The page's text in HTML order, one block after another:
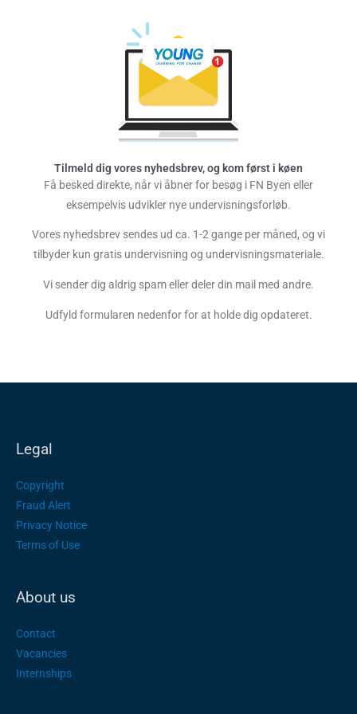
Tilmeld dig vores nyhedsbrev, og kom først i køen
Få besked direkte, når vi åbner for besøg i FN Byen eller
eksempelvis udvikler nye undervisningsforløb.
Vores nyhedsbrev sendes ud ca. 1-2 gange per måned, og vi
tilbyder kun gratis undervisning og undervisningsmateriale.
Vi sender dig aldrig spam eller deler din mail med andre.
Udfyld formularen nedenfor for at holde dig opdateret.
Legal
Copyright
Fraud Alert
Privacy Notice
Terms of Use
About us
Contact
Vacancies
Internships